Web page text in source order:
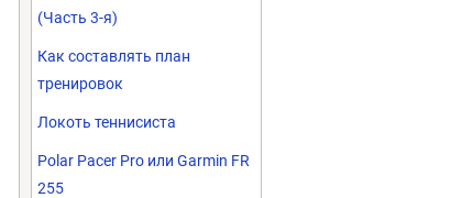
(Часть 3-я)
Как составлять план
тренировок
Локоть теннисиста
Polar Pacer Pro или Garmin FR
255